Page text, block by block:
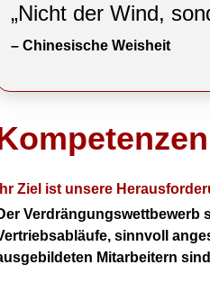
„Nicht der Wind,
– Chinesische Weisheit
Ihr Ziel ist unsere
Verdrängungswettbewerb
sinnvoll
Mitarbeitern